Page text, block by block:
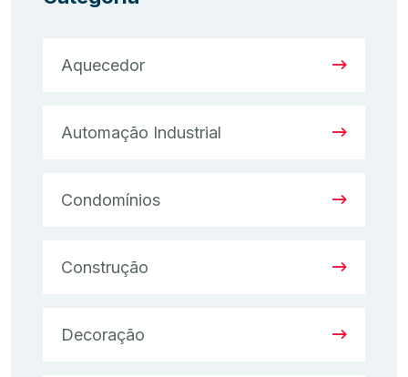
Aquecedor
Automação Industrial
Condomínios
Construção
Decoração